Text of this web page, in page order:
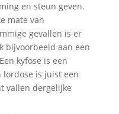
en steun geven.
mate van
gevallen is er
bijvoorbeeld aan een
kyfose is een
lordose is juist een
vallen dergelijke